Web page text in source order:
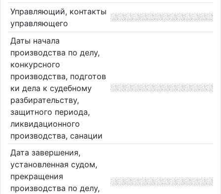
Управляющий, контакты
управляющего
Даты начала
производства по делу,
конкурсного
производства, подготов
ки дела к судебному
разбирательству,
защитного периода,
ликвидационного
производства, санации
Дата завершения,
установленная судом,
прекращения
производства по делу,